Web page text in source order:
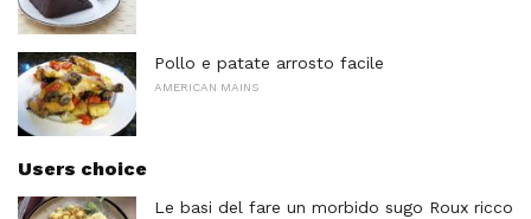
Pollo e patate arrosto facile
AMERICAN MAINS
Users choice
Le basi del fare un morbido sugo Roux ricco